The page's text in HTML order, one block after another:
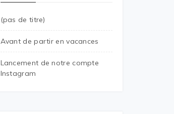
(pas de titre)
Avant de partir en vacances
Lancement de notre compte
Instagram